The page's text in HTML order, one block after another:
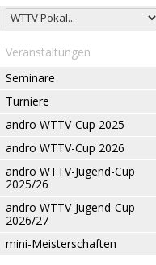
Veranstaltungen
Seminare
Turniere
andro WTTV-Cup 2025
andro WTTV-Cup 2026
andro WTTV-Jugend-Cup
2025/26
andro WTTV-Jugend-Cup
2026/27
mini-Meisterschaften